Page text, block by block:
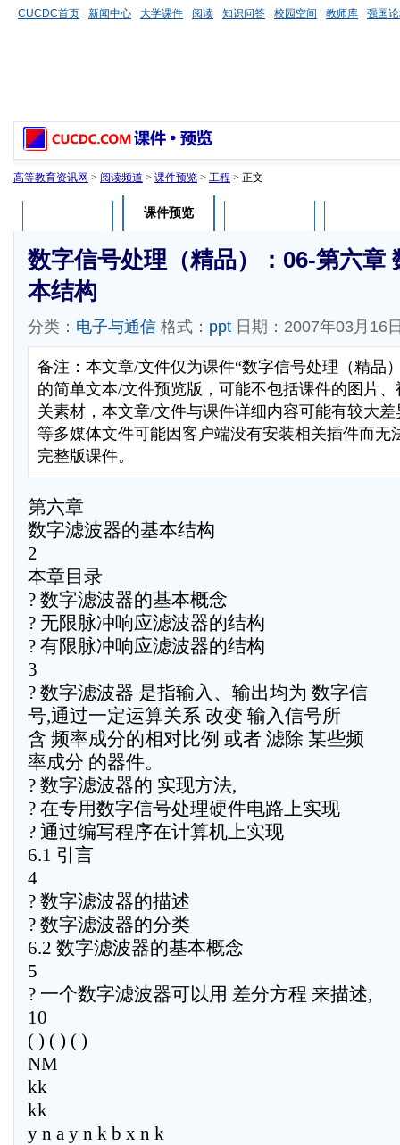
CUCDC首页 新闻中心 大学课件 阅读 知识问答 校园空间 教师库 强国
高等教育资讯网 > 阅读频道 > 课件预览 > 工程 > 正文
课件预览
数字信号处理（精品）：06-第六章
本结构
分类： 电子与通信 格式： ppt 日期：2007年03月16
备注：本文章/文件仅为课件“数字信号处理（精品
的简单文本/文件预览版，可能不包括课件的图片
关素材，本文章/文件与课件详细内容可能有较大
等多媒体文件可能因客户端没有安装相关插件而无
完整版课件。
第六章
数字滤波器的基本结构
2
本章目录
? 数字滤波器的基本概念
? 无限脉冲响应滤波器的结构
? 有限脉冲响应滤波器的结构
3
? 数字滤波器 是指输入、输出均为 数字信
号,通过一定运算关系 改变 输入信号所
含 频率成分的相对比例 或者 滤除 某些频
率成分 的器件。
? 数字滤波器的 实现方法,
? 在专用数字信号处理硬件电路上实现
? 通过编写程序在计算机上实现
6.1 引言
4
? 数字滤波器的描述
? 数字滤波器的分类
6.2 数字滤波器的基本概念
5
? 一个数字滤波器可以用 差分方程 来描述,
10
( ) ( ) ( )
NM
kk
kk
y n a y n k b x n k